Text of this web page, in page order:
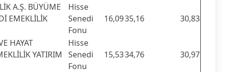
A.Ş. BÜYÜME
EMEKLİLİK
Hisse
Senedi
Fonu
16,0935,16 30,83
HAYAT
YATIRIM
Hisse
Senedi
Fonu
15,5334,76 30,97